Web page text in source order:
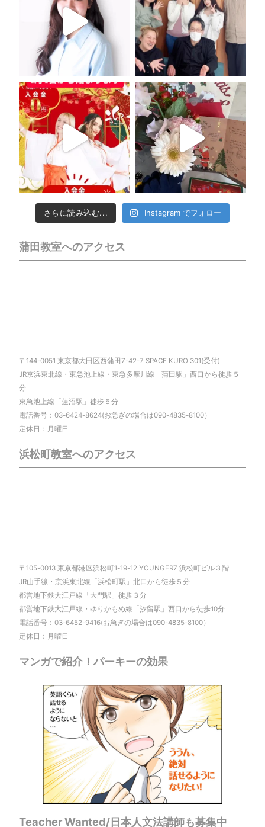
さらに読み込む... Instagram でフォロー
蒲田教室へのアクセス
〒144-0051 東京都大田区西蒲田7-42-7 SPACE KURO 301(受付)
JR京浜東北線・東急池上線・東急多摩川線「蒲田駅」西口から徒歩５
分
東急池上線「蓮沼駅」徒歩５分
電話番号：03-6424-8624(お急ぎの場合は090-4835-8100）
定休日：月曜日
浜松町教室へのアクセス
〒105-0013 東京都港区浜松町1-19-12 YOUNGER7 浜松町ビル３階
JR山手線・京浜東北線「浜松町駅」北口から徒歩５分
都営地下鉄大江戸線「大門駅」徒歩３分
都営地下鉄大江戸線・ゆりかもめ線「汐留駅」西口から徒歩10分
電話番号：03-6452-9416(お急ぎの場合は090-4835-8100）
定休日：月曜日
マンガで紹介！パーキーの効果
Teacher Wanted/日本人文法講師も募集中